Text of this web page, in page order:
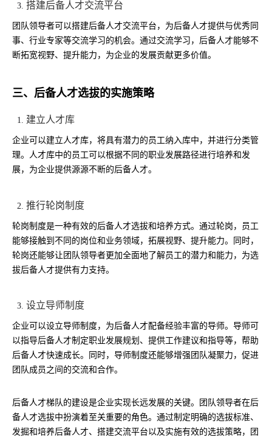
搭建后备人才交流平台
团队领导者可以搭建后备人才交流平台，为后备人才提供与优秀同
事、行业专家等交流学习的机会。通过交流学习，后备人才能够不
断拓宽视野、提升能力，为企业的发展贡献更多价值。
三、后备人才选拔的实施策略
建立人才库
企业可以建立人才库，将具有潜力的员工纳入库中，并进行分类管
理。人才库中的员工可以根据不同的职业发展路径进行培养和发
展，为企业提供源源不断的后备人才。
推行轮岗制度
轮岗制度是一种有效的后备人才选拔和培养方式。通过轮岗，员工
能够接触到不同的岗位和业务领域，拓展视野、提升能力。同时，
轮岗还能够让团队领导者更加全面地了解员工的潜力和能力，为选
拔后备人才提供有力支持。
设立导师制度
企业可以设立导师制度，为后备人才配备经验丰富的导师。导师可
以指导后备人才制定职业发展规划、提供工作建议和指导等，帮助
后备人才快速成长。同时，导师制度还能够增强团队凝聚力，促进
团队成员之间的交流和合作。
后备人才梯队的建设是企业实现长远发展的关键。团队领导者在后
备人才选拔中扮演着至关重要的角色。通过制定明确的选拔标准、
发掘和培养后备人才、搭建交流平台以及实施有效的选拔策略，团